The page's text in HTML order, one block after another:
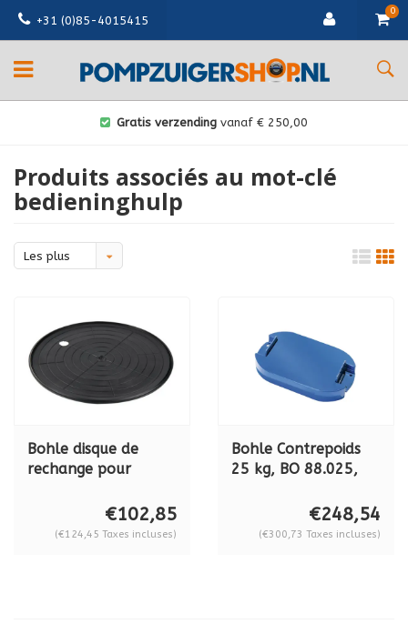
+31 (0)85-4015415
0
Gratis verzending vanaf € 250,00
Produits associés au mot-clé
bedieninghulp
Les plus
Bohle disque de
rechange pour
€102,85
(€124,45 Taxes incluses)
Bohle Contrepoids
25 kg, BO 88.025,
Liftmaster B1 (BO
€248,54
(€300,73 Taxes incluses)